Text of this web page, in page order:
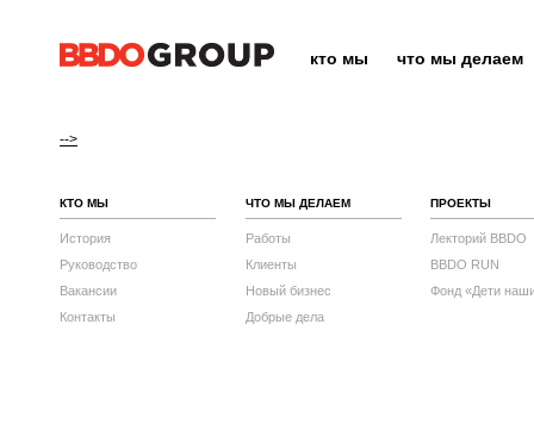
кто мы что мы делаем
-->
КТО МЫ
История
Руководство
Вакансии
Контакты
ЧТО МЫ ДЕЛАЕМ
Работы
Клиенты
Новый бизнес
Добрые дела
ПРОЕКТЫ
Лекторий BBDO
BBDO RUN
Фонд «Дети